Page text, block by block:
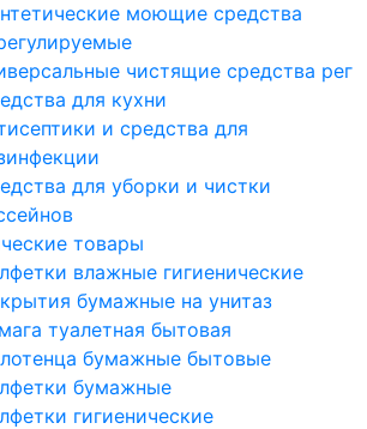
моющие средства
чистящие средства рег
для кухни
и средства для
для уборки и чистки
товары
влажные гигиенические
бумажные на унитаз
туалетная бытовая
бумажные бытовые
бумажные
гигиенические